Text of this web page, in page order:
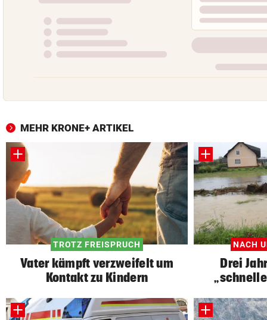
MEHR KRONE+ ARTIKEL
TROTZ FREISPRUCH
Vater kämpft verzweifelt um
Kontakt zu Kindern
NACH
Drei